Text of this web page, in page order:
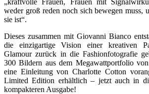
„kraftvolle Frauen, Frauen mit
weder groß reden noch sich bewegen muss,
sie ist“.
Dieses zusammen mit Giovanni Bianco
die einzigartige Vision einer kreativen
Glamour zurück in die Fashionfotografie
300 Bildern aus dem Megawattportfolio
eine Einleitung von Charlotte Cotton
Limited Edition erhältlich – jetzt auch in
kompakteren Ausgabe!